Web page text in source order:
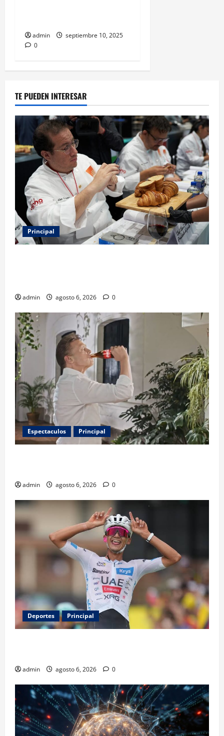
admin
septiembre 10, 2025
0
TE PUEDEN INTERESAR
Principal
admin agosto 6, 2026 0
Espectaculos Principal
admin agosto 6, 2026 0
Deportes Principal
admin agosto 6, 2026 0